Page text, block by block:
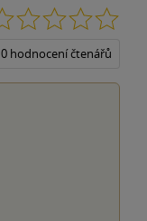
0 hodnocení čtenářů